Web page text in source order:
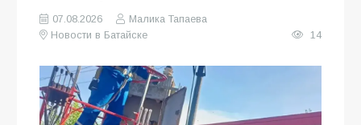
07.08.2026
Малика Тапаева
Новости в Батайске
14